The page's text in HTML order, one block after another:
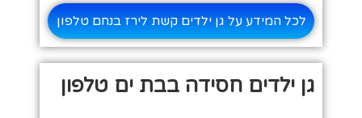
לכל המידע על גן ילדים קשת לירז בנחם טלפון
גן ילדים חסידה בבת ים טלפון